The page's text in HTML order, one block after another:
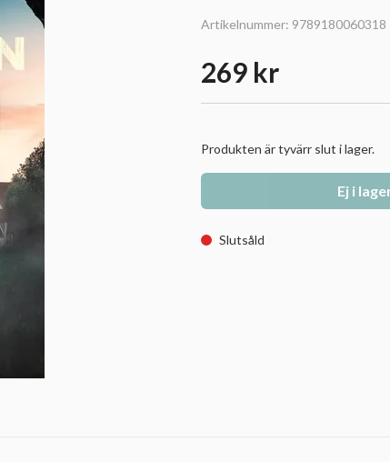
Artikelnummer: 9789180060318
269 kr
Produkten är tyvärr slut i lager.
Ej i
Slutsåld